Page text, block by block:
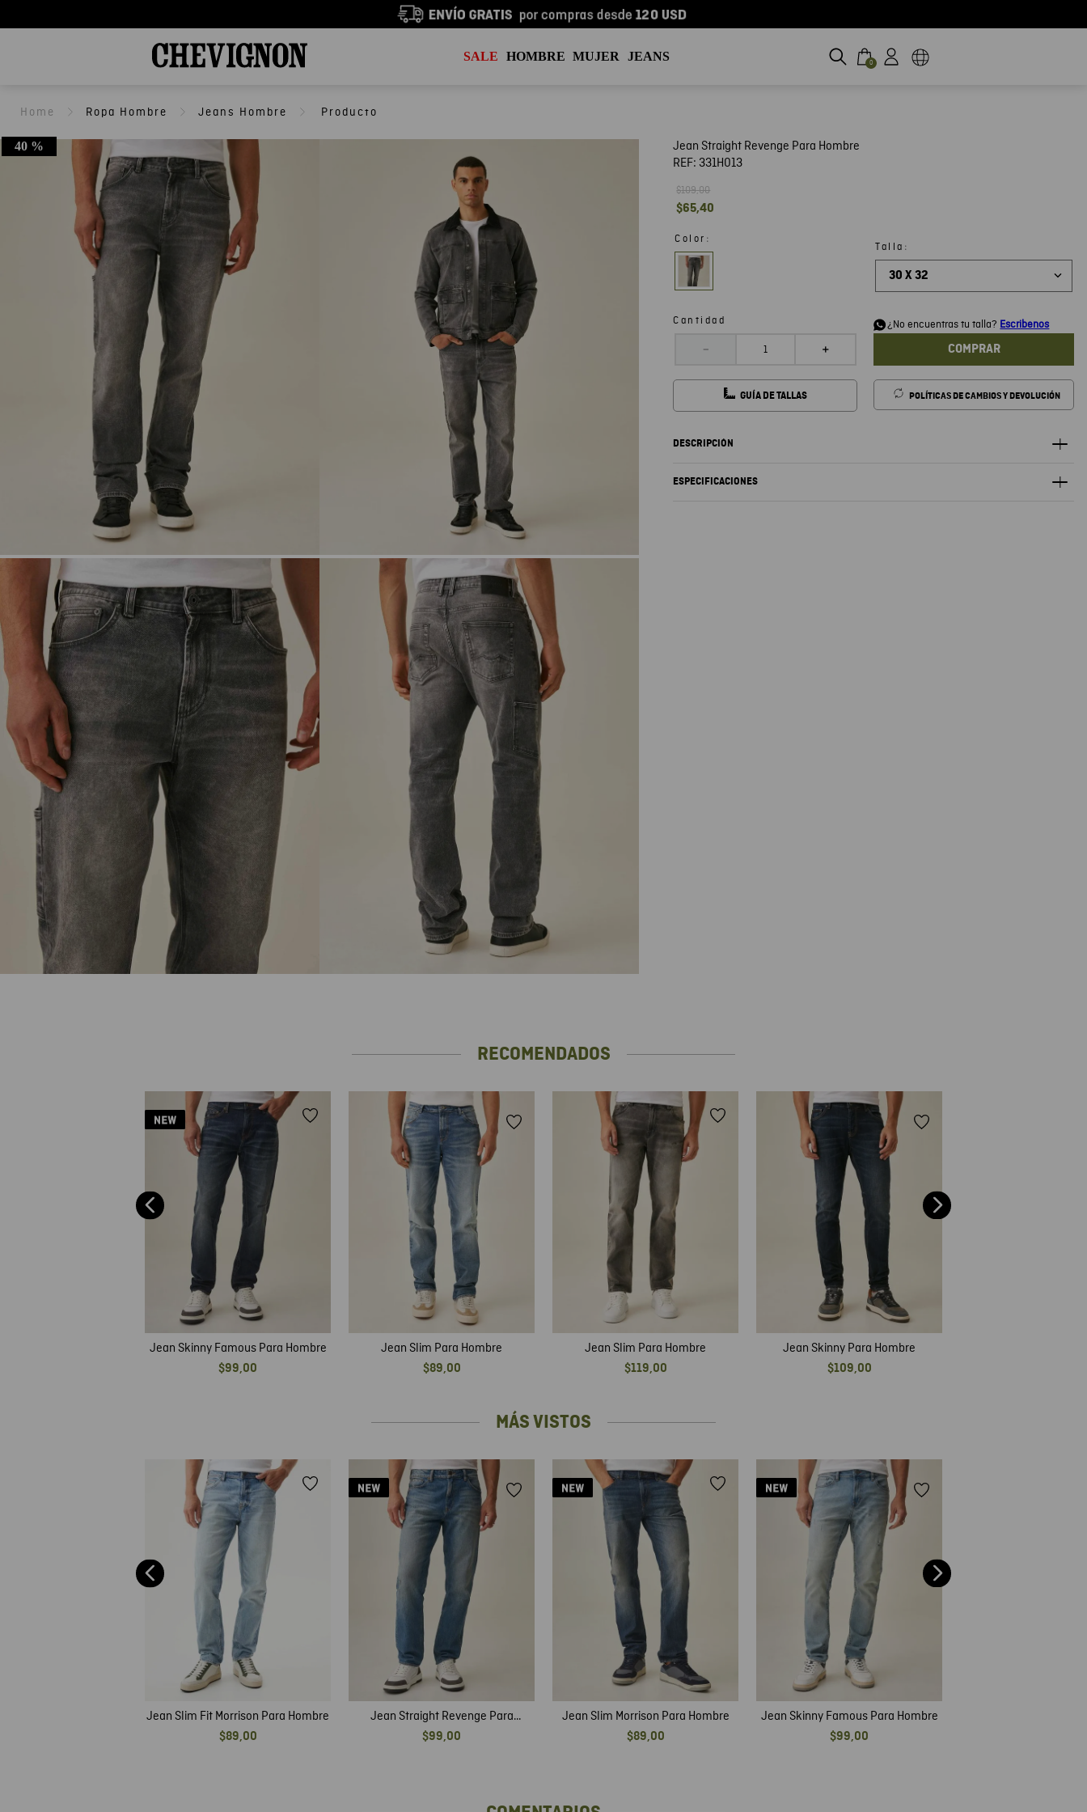
SALE HOMBRE MUJER JEANS 0
Ropa Hombre Jeans Hombre
40 %
Jean Straight Revenge Para Hombre
REF: 331H013
$109,00
$65,40
Color :
Talla :
30 X 32
¿No encuentras tu talla? Escribenos
Cantidad
＋
－ COMPRAR
GUÍA DE TALLAS POLÍTICAS DE CAMBIOS Y DEVOLUCIÓN
DESCRIPCIÓN
ESPECIFICACIONES
RECOMENDADOS
Jean Skinny Famous Para Hombre
$99,00
Jean Slim Para Hombre
$89,00
Jean Slim Para Hombre
$119,00
Jean Skinny Para Hombre
$109,00
MÁS VISTOS
Jean Slim Fit Morrison Para Hombre
$89,00
Jean Straight Revenge Para
Hombre
$99,00
Jean Slim Morrison Para Hombre
$89,00
Jean Skinny Famous Para Hombre
$99,00